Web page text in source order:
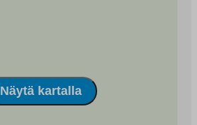
Näytä kartalla